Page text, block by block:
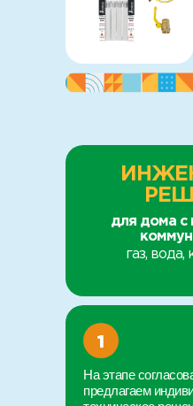
для дома с
газ, вода,
На этапе
предлагаем
1